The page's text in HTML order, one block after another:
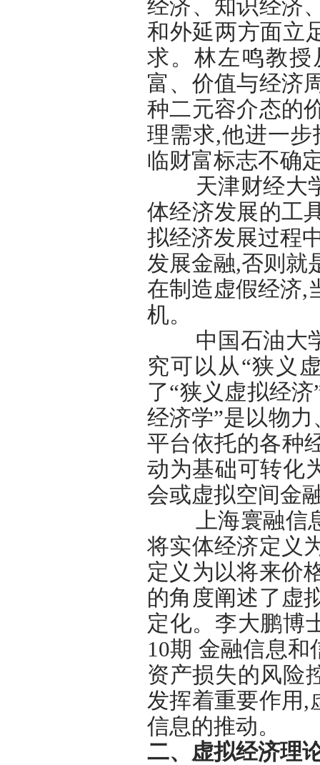
经济、知识经济
和外延两方面立
求。林左鸣教
富、价值与经济
种二元容介态的
理需求,他进一
临财富标志不确
天津财经大学
体经济发展的工
拟经济发展过程
发展金融,否则就
在制造虚假经济,
机。
中国石油大学
究可以从“狭义
了“狭义虚拟经
经济学”是以物
平台依托的各种
动为基础可转化
会或虚拟空间金
上海寰融信息
将实体经济定义
定义为以将来价
的角度阐述了虚
定化。李大鹏博
10期 金融信息
资产损失的风险
发挥着重要作用,
信息的推动。
二、虚拟经济理